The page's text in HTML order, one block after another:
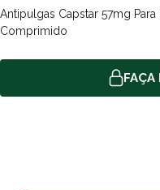
a opção de retire na loja e
nossa política de frete.
Antipulgas Capstar 57mg Para
Comprimido
FAÇA